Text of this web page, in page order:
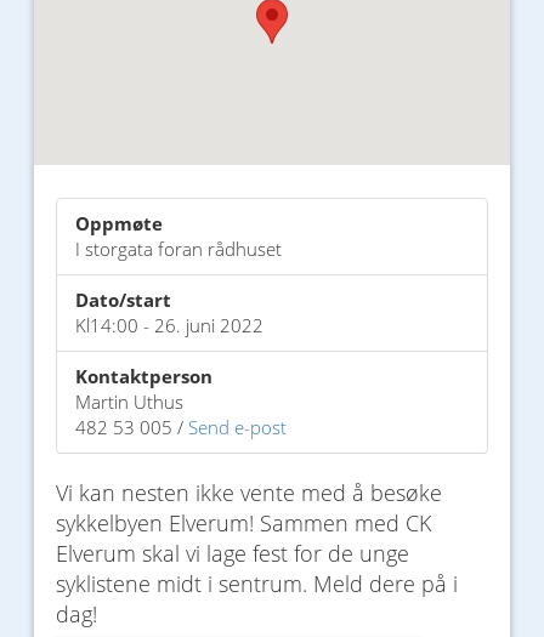
Oppmøte
I storgata foran rådhuset
Dato/start
Kl14:00 - 26. juni 2022
Kontaktperson
Martin Uthus
482 53 005 / Send e-post
Vi kan nesten ikke vente med å besøke
sykkelbyen Elverum! Sammen med CK
Elverum skal vi lage fest for de unge
syklistene midt i sentrum. Meld dere på i
dag!